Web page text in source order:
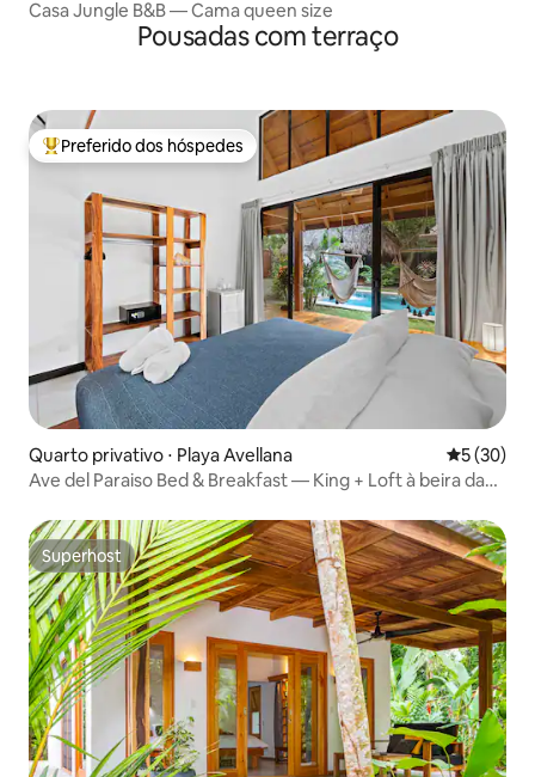
Casa Jungle B&B — Cama queen size
Pousadas com terraço
Entre os melhores preferidos dos hóspedes
Preferido dos hóspedes
Quarto privativo ⋅ Playa Avellana 5 de uma
5 (30)
Ave del Paraiso Bed & Breakfast — King + Loft à beira da
Superhost
Superhost